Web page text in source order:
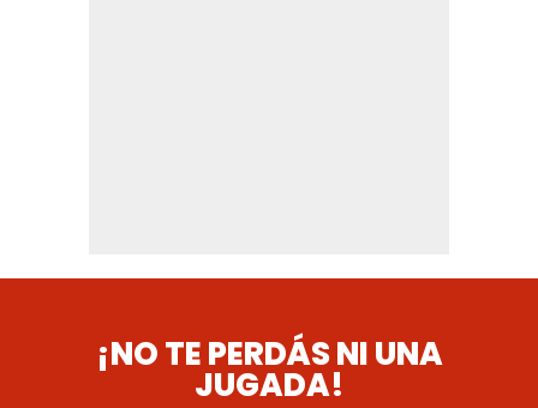
¡NO TE PERDÁS NI UNA
JUGADA!